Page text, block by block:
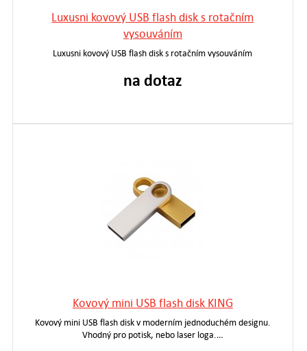
Luxusni kovový USB flash disk s rotačním
vysouváním
Luxusni kovový USB flash disk s rotačním vysouváním
na dotaz
Kovový mini USB flash disk KING
Kovový mini USB flash disk v moderním jednoduchém designu.
Vhodný pro potisk, nebo laser loga.…